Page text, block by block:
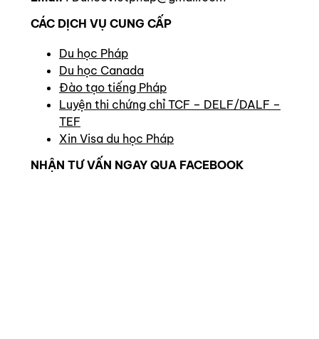
CÁC DỊCH VỤ CUNG CẤP
Du học Pháp
Du học Canada
Đào tạo tiếng Pháp
Luyện thi chứng chỉ TCF – DELF/DALF –
TEF
Xin Visa du học Pháp
NHẬN TƯ VẤN NGAY QUA FACEBOOK